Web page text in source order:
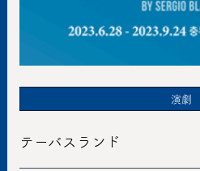
演劇
テーバスランド